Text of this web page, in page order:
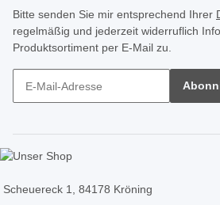
Bitte senden Sie mir entsprechend Ihrer
regelmäßig und jederzeit widerruflich
Produktsortiment per E-Mail zu.
Scheuereck 1, 84178 Kröning